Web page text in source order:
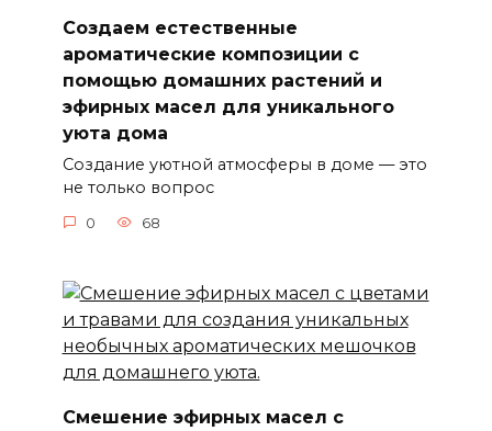
Создаем естественные
ароматические композиции с
помощью домашних растений и
эфирных масел для уникального
уюта дома
Создание уютной атмосферы в доме — это
не только вопрос
0 68
Смешение эфирных масел с